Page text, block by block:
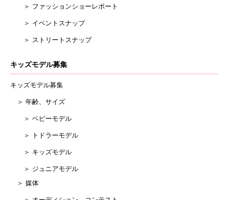
＞ ファッションショーレポート
＞ イベントスナップ
＞ ストリートスナップ
キッズモデル募集
キッズモデル募集
＞ 年齢、サイズ
＞ ベビーモデル
＞ トドラーモデル
＞ キッズモデル
＞ ジュニアモデル
＞ 媒体